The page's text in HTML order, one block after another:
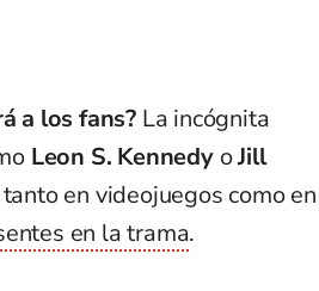
a los fans? La incógnita
Leon S. KennedyoJill
en videojuegos como en
en la trama.